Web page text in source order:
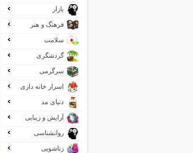
بازار
فرهنگ و هنر
سلامت
گردشگری
سرگرمی
اسرار خانه داری
دنیای مد
آرایش و زیبایی
روانشناسی
زناشویی